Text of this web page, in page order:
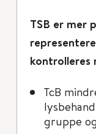
TSB er mer
kontrolleres
TcB
gruppe